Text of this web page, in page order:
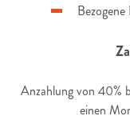
Anzahlung von 40%
einen